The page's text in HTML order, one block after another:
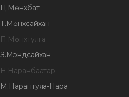
Ц. Мөнхбат
Т. Мөнхсайхан
П . Мөнхтулга
З. Мэндсайхан
Н . Наранбаатар
М . Нарантуяа-Нара